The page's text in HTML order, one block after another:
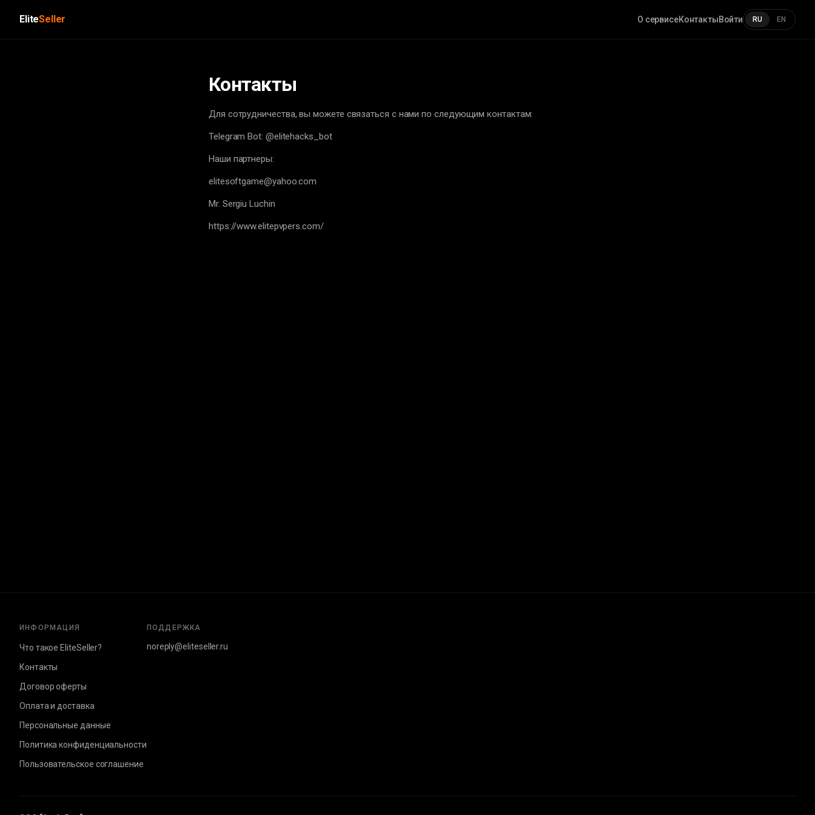
EliteSeller О сервисеКонтактыВойти RU EN
Контакты
Для сотрудничества, вы можете связаться с нами по следующим контактам:
Telegram Bot: @elitehacks_bot
Наши партнеры:
elitesoftgame@yahoo.com
Mr. Sergiu Luchin
https://www.elitepvpers.com/
ИНФОРМАЦИЯ
Что такое EliteSeller?
Контакты
Договор оферты
Оплата и доставка
Персональные данные
Политика конфиденциальности
Пользовательское соглашение
ПОДДЕРЖКА
noreply@eliteseller.ru